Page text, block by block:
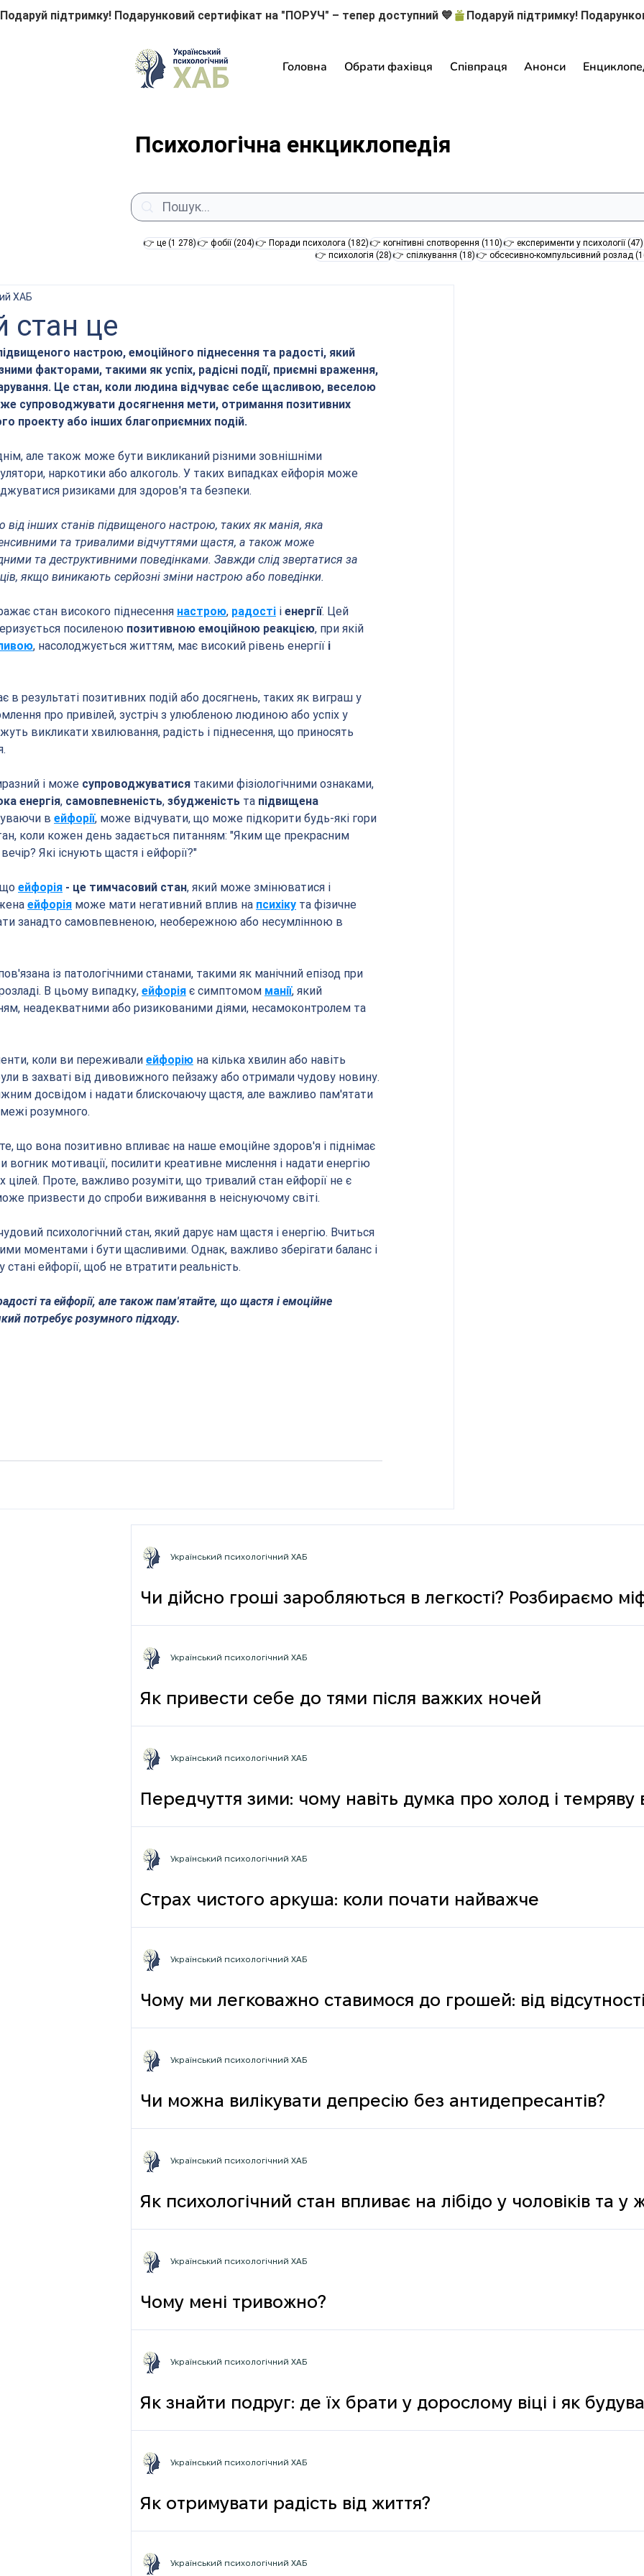
Подаруй підтримку! Подарунковий сертифікат на "ПОРУЧ" – тепер доступний 💙
Головна Обрати фахівця Співпраця Анонси
Психологічна енкциклопедія
👉 це (1 278)1 278 постів
👉 фобії (204)204 пости
👉 Поради психолога (182)182 пости
👉 когнітивні спотворення (110)110 постів
👉 експерименти у психології (47)
👉 психологія (28)28 постів
👉 спілкування (18)18 постів
👉 обсесивно-компульсивний розлад
стан це
ХАБ
настрою, емоційного піднесення та радості, який
факторами, такими як успіх, радісні події, приємні враження,
Це стан, коли людина відчуває себе щасливою, веселою
супроводжувати досягнення мети, отримання позитивних
проекту або інших благоприємних подій.
але також може бути викликаний різними зовнішніми
наркотики або алкоголь. У таких випадках ейфорія може
ризиками для здоров'я та безпеки.
інших станів підвищеного настрою, таких як манія, яка
та тривалими відчуттями щастя, а також може
та деструктивними поведінками. Завжди слід звертатися за
якщо виникають серйозні зміни настрою або поведінки.
стан високого піднесення настрою, радості і енергії. Цей
посиленою позитивною емоційною реакцією, при якій
, насолоджується життям, має високий рівень енергії і
в результаті позитивних подій або досягнень, таких як виграш у
про привілей, зустріч з улюбленою людиною або успіх у
викликати хвилювання, радість і піднесення, що приносять
і може супроводжуватися такими фізіологічними ознаками,
енергія, самовпевненість, збудженість та підвищена
в ейфорії, може відчувати, що може підкорити будь-які гори
коли кожен день задається питанням: "Яким ще прекрасним
Які існують щастя і ейфорії?"
ейфорія - це тимчасовий стан, який може змінюватися і
ейфорія може мати негативний вплив на психіку та фізичне
занадто самовпевненою, необережною або несумлінною в
із патологічними станами, такими як манічний епізод при
В цьому випадку, ейфорія є симптомом манії, який
неадекватними або ризикованими діями, несамоконтролем та
коли ви переживали ейфорію на кілька хвилин або навіть
в захваті від дивовижного пейзажу або отримали чудову новину.
досвідом і надати блискочаючу щастя, але важливо пам'ятати
розумного.
що вона позитивно впливає на наше емоційне здоров'я і піднімає
вогник мотивації, посилити креативне мислення і надати енергію
цілей. Проте, важливо розуміти, що тривалий стан ейфорії не є
призвести до спроби виживання в неіснуючому світі.
психологічний стан, який дарує нам щастя і енергію. Вчиться
моментами і бути щасливими. Однак, важливо зберігати баланс і
ейфорії, щоб не втратити реальність.
та ейфорії, але також пам'ятайте, що щастя і емоційне
потребує розумного підходу.
Чи дійсно гроші заробляються в легкості? Розбираємо
фрази
Український психологічний ХАБ
Як привести себе до тями після важких ночей
Український психологічний ХАБ
Передчуття зими: чому навіть думка про холод і темряву
Український психологічний ХАБ
Страх чистого аркуша: коли почати найважче
Український психологічний ХАБ
Чому ми легковажно ставимося до грошей: від
грамотності до психологічних і психічних причин
Український психологічний ХАБ
Чи можна вилікувати депресію без антидепресантів?
Український психологічний ХАБ
Як психологічний стан впливає на лібідо у чоловіків та у
Український психологічний ХАБ
Чому мені тривожно?
Український психологічний ХАБ
Як знайти подруг: де їх брати у дорослому віці і як
Український психологічний ХАБ
Як отримувати радість від життя?
Український психологічний ХАБ
Український психологічний ХАБ